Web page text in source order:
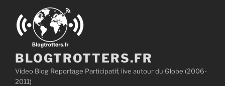
contenu
BLOGTROTTERS.FR
Video Blog Reportage Participatif, live autour du Globe (2006-
2011)